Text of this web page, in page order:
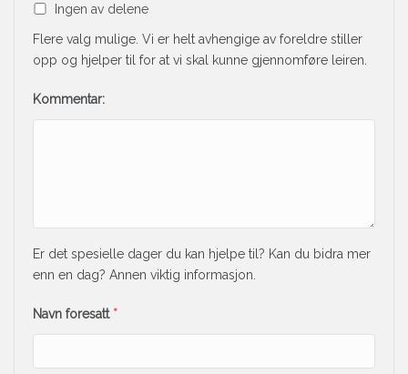
Ingen av delene
Flere valg mulige. Vi er helt avhengige av foreldre stiller
opp og hjelper til for at vi skal kunne gjennomføre leiren.
Kommentar:
Er det spesielle dager du kan hjelpe til? Kan du bidra mer
enn en dag? Annen viktig informasjon.
Navn foresatt *